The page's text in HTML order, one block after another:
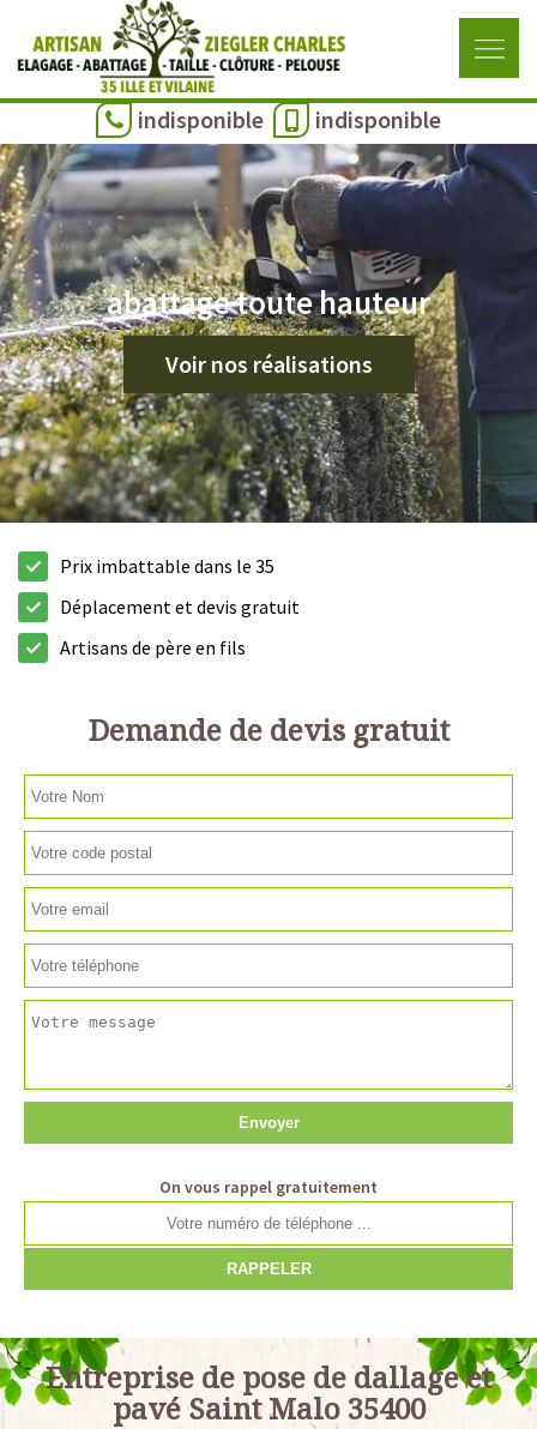
indisponible indisponible
abattage toute hauteur
Voir nos réalisations
Prix imbattable dans le 35
Déplacement et devis gratuit
Artisans de père en fils
Demande de devis gratuit
On vous rappel gratuitement
Entreprise de pose de dallage et
pavé Saint Malo 35400